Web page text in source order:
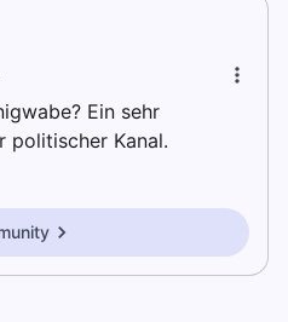
Ein sehr
politischer Kanal.